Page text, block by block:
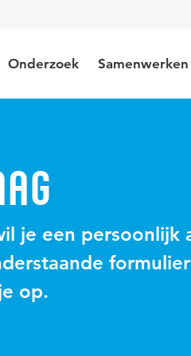
Onderzoek Samenwerken
je een persoonlijk
op.